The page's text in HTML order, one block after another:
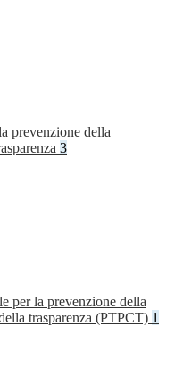
prevenzione della
3
per la prevenzione della
trasparenza (PTPCT) 1